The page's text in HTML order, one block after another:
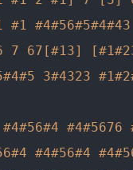
#1
7 67 [#13]
3#4323
#4#5676
#4#56#4